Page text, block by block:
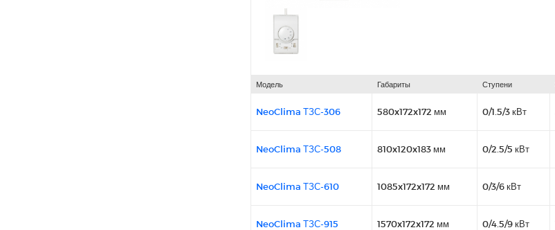
Модель Габариты Ступени
NeoClima ТЗС-306 580x172x172 мм 0/1.5/3 кВт
NeoClima ТЗС-508 810x120x183 мм 0/2.5/5 кВт
NeoClima ТЗС-610 1085x172x172 мм 0/3/6 кВт
NeoClima ТЗС-915 1570x172x172 мм 0/4.5/9 кВт